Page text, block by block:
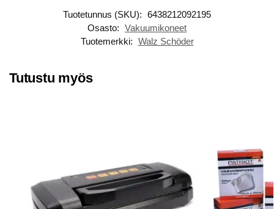
Tuotetunnus (SKU): 6438212092195
Osasto: Vakuumikoneet
Tuotemerkki: Walz Schöder
Tutustu myös